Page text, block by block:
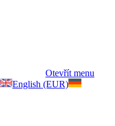
Otevřít menu
English (EUR)